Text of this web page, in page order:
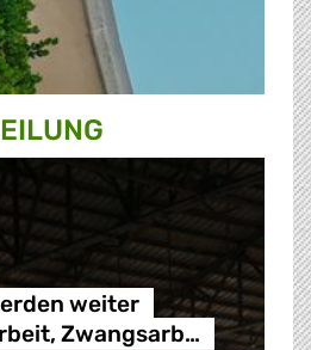
weiter
Zwangsarb…